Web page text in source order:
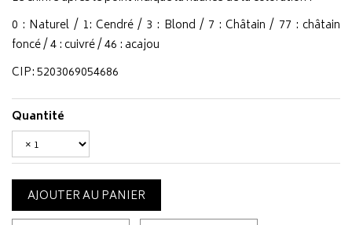
0 : Naturel / 1: Cendré / 3 : Blond / 7 : Châtain / 77 : châtain
foncé / 4 : cuivré / 46 : acajou
CIP: 5203069054686
Quantité
AJOUTER AU PANIER